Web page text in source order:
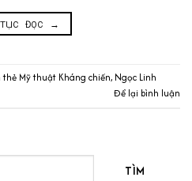
ĐỌC →
thẻ Mỹ thuật Kháng chiến, Ngọc Linh
Để lại bình luận
TÌM